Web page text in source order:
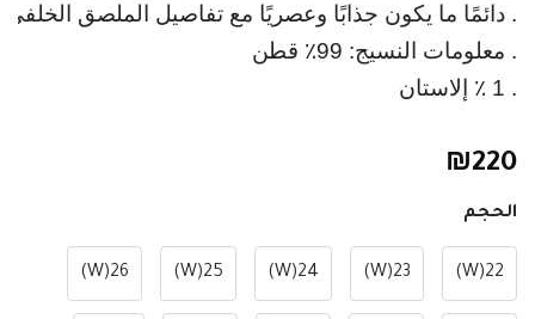
. دائمًا ما يكون جذابًا وعصريًا مع تفاصيل الملصق الخلفي
. 1 ٪ إلاستان
₪220
الحجم
22(W)
23(W)
24(W)
25(W)
26(W)